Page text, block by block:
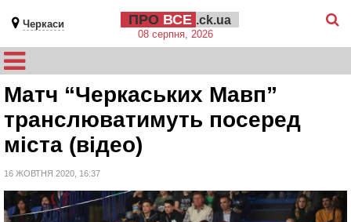
Черкаси ПРО ВСЕ .ck.ua
08 серпня, 2026
Матч “Черкаських Мавп”
транслюватимуть посеред
міста (відео)
16 ЖОВТНЯ 2020, 16:37